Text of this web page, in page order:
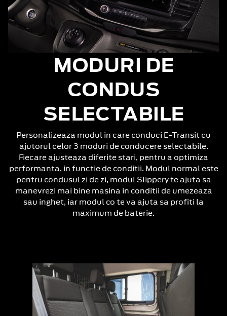
MODURI DE
CONDUS
SELECTABILE
Personalizeaza modul in care conduci E-Transit cu
ajutorul celor 3 moduri de conducere selectabile.
Fiecare ajusteaza diferite stari, pentru a optimiza
performanta, in functie de conditii. Modul normal este
pentru condusul zi de zi, modul Slippery te ajuta sa
manevrezi mai bine masina in conditii de umezeaza
sau inghet, iar modul co te va ajuta sa profiti la
maximum de baterie.